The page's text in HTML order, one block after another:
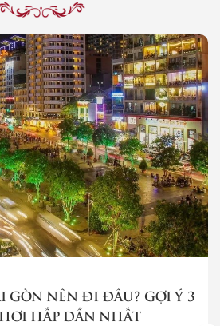
GÒN NÊN ĐI ĐÂU? GỢI Ý 3
HẤP DẪN NHẤT